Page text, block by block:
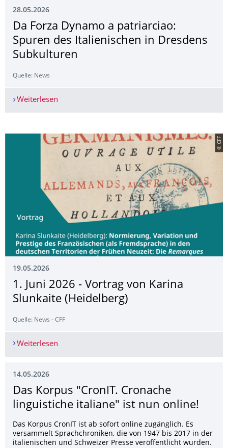
28.05.2026
Da Forza Dynamo a patriarciao:
Spuren des Italienischen in Dresdens
Subkulturen
Quelle: News
Weiterlesen
© CFF
19.05.2026
1. Juni 2026 - Vortrag von Karina
Slunkaite (Heidelberg)
Quelle: News - CFF
Weiterlesen
14.05.2026
Das Korpus "CronIT. Cronache
linguistiche italiane" ist nun online!
Das Korpus CronIT ist ab sofort online zugänglich. Es
versammelt Sprachchroniken, die von 1947 bis 2017 in der
italienischen und Schweizer Presse veröffentlicht wurden.